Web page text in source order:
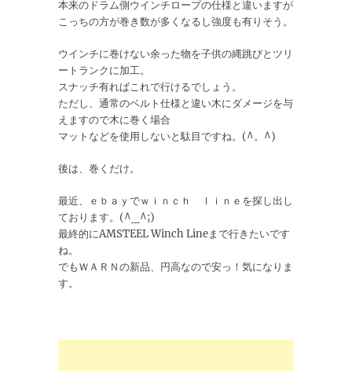
本来のドラム側ウインチロープの仕様と違いますが
こっちの方が巻き数が多くなるし強度も有りそう。
ウインチに巻けない余った物を子供の縄跳びとツリ
ートランクに加工。
スナッチ有ればこれで行けるでしょう。
ただし、通常のベルト仕様と違い木にダメージを与
えますので木に巻く場合
マットなどを使用しないと駄目ですね。(^。^)
後は、巻くだけ。
最近、ｅｂａｙでｗｉｎｃｈ ｌｉｎｅを探し出し
ております。(^_^;)
最終的にAMSTEEL Winch Lineまで行きたいです
ね。
でもＷＡＲＮの新品、円高なので安っ！気になりま
す。